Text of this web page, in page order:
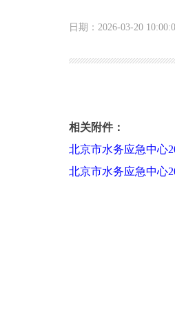
日期：2026-03-20
相关附件：
北京市水务应急中心
北京市水务应急中心